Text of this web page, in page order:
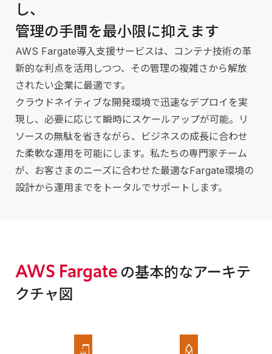
し、
管理の手間を最小限に抑えます
AWS Fargate導入支援サービスは、コンテナ技術の革
新的な利点を活用しつつ、その管理の複雑さから解放
されたい企業に最適です。
クラウドネイティブな開発環境で迅速なデプロイを実
現し、必要に応じて瞬時にスケールアップが可能。リ
ソースの無駄を省きながら、ビジネスの成長に合わせ
た柔軟な運用を可能にします。私たちの専門家チーム
が、お客さまのニーズに合わせた最適なFargate環境の
設計から運用までをトータルでサポートします。
AWS Fargate の基本的なアーキテ
クチャ図